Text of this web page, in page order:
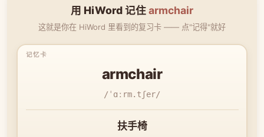
用 HiWord 记住armchair
这就是你在 HiWord 里看到的复习卡 —— 点"记得"就好
armchair
/ˈɑːrm.tʃer/
扶手椅